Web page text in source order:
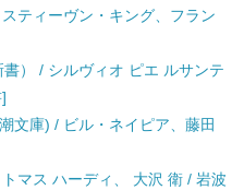
ティーヴン・キング、フラン
） / シルヴィオ ピエ ルサンテ
文庫) / ビル・ネイピア、藤田
マス ハーディ、 大沢 衛 / 岩波